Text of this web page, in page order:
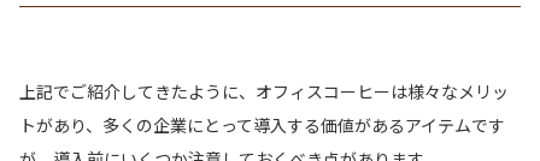
上記でご紹介してきたように、オフィスコーヒーは様々なメリッ
トがあり、多くの企業にとって導入する価値があるアイテムです